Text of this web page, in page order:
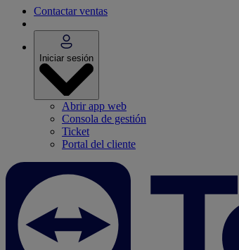
Contactar ventas
Iniciar sesión
Abrir app web
Consola de gestión
Ticket
Portal del cliente